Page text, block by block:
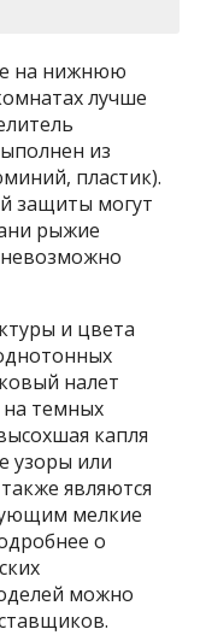
на нижнюю
лучше
из
пластик).
защиты могут
рыжие
и цвета
налет
темных
капля
узоры или
являются
мелкие
о
можно